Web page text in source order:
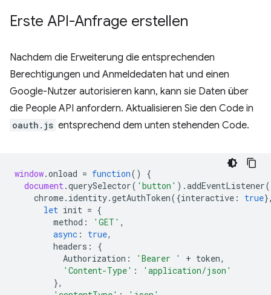
Erste API-Anfrage erstellen
Nachdem die Erweiterung die entsprechenden
Berechtigungen und Anmeldedaten hat und einen
Google-Nutzer autorisieren kann, kann sie Daten über
die People API anfordern. Aktualisieren Sie den Code in
oauth.js entsprechend dem unten stehenden Code.
window.onload = function()
{
document.querySelector( 'button' ).addEventListener(
chrome. identity.getAuthToken({interactive : true
let init = {
method : 'GET' ,
async : true,
headers :
{
Authorization : 'Bearer ' + token,
'Content-Type' :
'application/json'
},